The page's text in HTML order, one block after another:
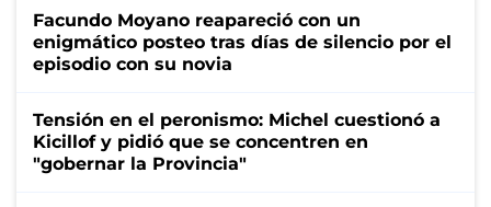
Facundo Moyano reapareció con un
enigmático posteo tras días de silencio por el
episodio con su novia
Tensión en el peronismo: Michel cuestionó a
Kicillof y pidió que se concentren en
"gobernar la Provincia"